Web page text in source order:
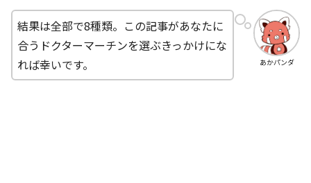
あかパンダ
結果は全部で8種類。この記事があなたに
合うドクターマーチンを選ぶきっかけにな
れば幸いです。